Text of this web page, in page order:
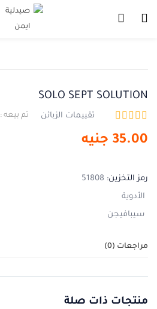
ادخل اسم المستخدم وكلمة المرور للدخول.
SOLO SEPT SOLUTION
تقييمات الزبائن تم بيعه :
35.00 جنيه
رمز التخزين: 51808
الأدوية
سيبافيجن
مراجعات (0)
منتجات ذات صلة